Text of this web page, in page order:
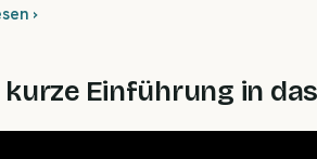
›
kurze Einführung in